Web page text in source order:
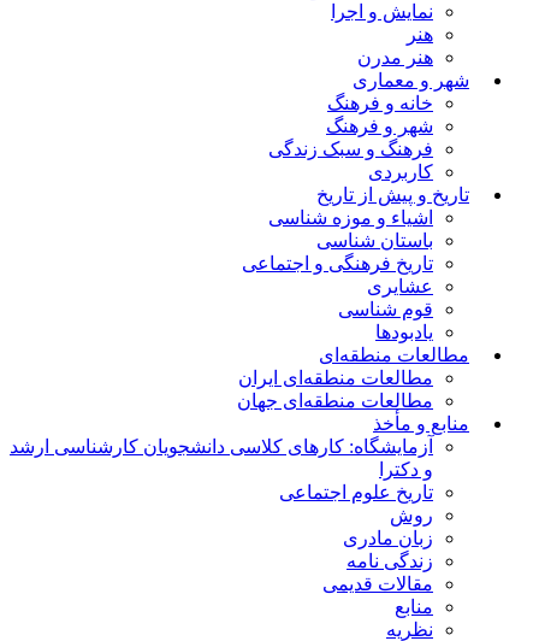
نمایش و اجرا
هنر
هنر مدرن
شهر و معماری
خانه و فرهنگ
شهر و فرهنگ
فرهنگ و سبک زندگی
کاربردی
تاریخ و پیش از تاریخ
اشیاء و موزه شناسی
باستان شناسی
تاریخ فرهنگی و اجتماعی
عشایری
قوم شناسی
یادبودها
مطالعات منطقه‌ای
مطالعات منطقه‌ای ایران
مطالعات منطقه‌ای جهان
منابع و مأخذ
آزمایشگاه: کارهای کلاسی دانشجویان کارشناسی ارشد
و دکترا
تاریخ علوم اجتماعی
روش
زبان مادری
زندگی نامه
مقالات قدیمی
منابع
نظریه